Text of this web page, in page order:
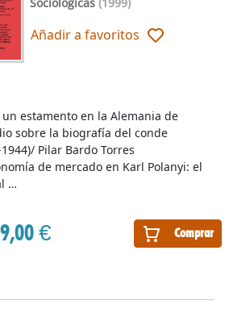
Añadir a favoritos
€ Comprar
estamento en la Alemania de
sobre la biografía del conde
Pilar Bardo Torres
de mercado en Karl Polanyi: el
…